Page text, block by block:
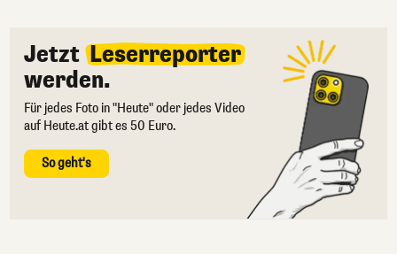
Jetzt Leserreporter
werden.
Für jedes Foto in "Heute" oder jedes Video
auf Heute.at gibt es 50 Euro.
So geht's